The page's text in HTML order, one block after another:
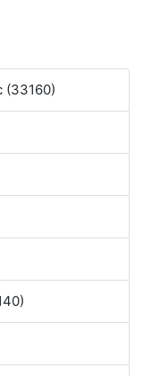
(33160)